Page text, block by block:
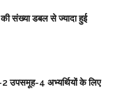
की संख्या डबल से ज्यादा हुई
उपसमूह-4 अभ्यर्थियों के लिए